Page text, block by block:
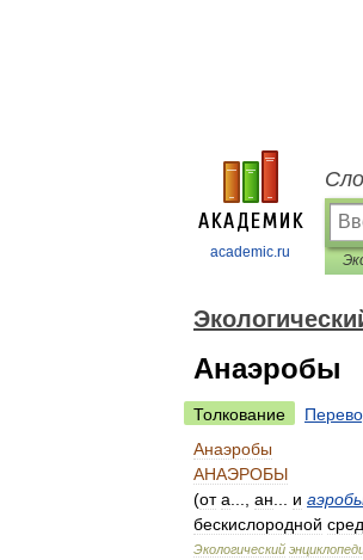
academic.ru
Анаэробы
Толкование
Анаэробы
АНАЭРОБЫ
(от а ан и
бескислородной
Экологический